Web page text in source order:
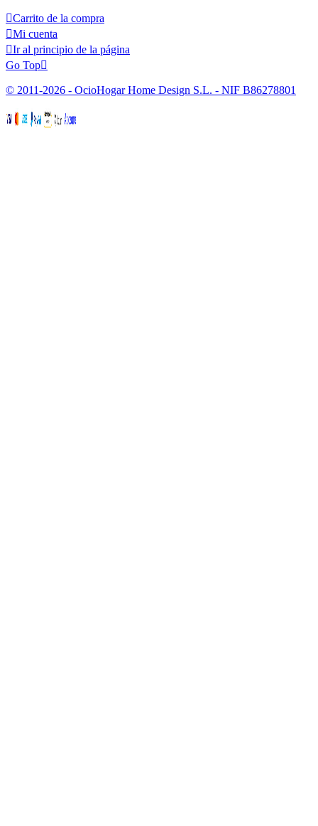
Carrito de la compra
Mi cuenta
Ir al principio de la página
Go Top
© 2011-2026 - OcioHogar Home Design S.L. - NIF B86278801